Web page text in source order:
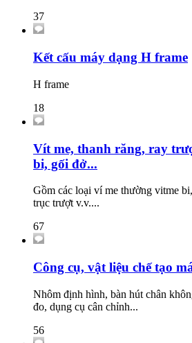
37
Kết cấu máy dạng H frame
H frame
18
Vít me, thanh răng, ray
bi, gối đở...
Gồm các loại ví me thường vitme
trục trượt v.v....
67
Công cụ, vật liệu chế tạo
Nhôm định hình, bàn hút chân
đo, dụng cụ cân chỉnh...
56